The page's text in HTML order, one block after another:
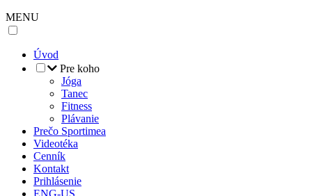
MENU
Úvod
Pre koho
Jóga
Tanec
Fitness
Plávanie
Prečo Sportimea
Videotéka
Cenník
Kontakt
Prihlásenie
ENG-US